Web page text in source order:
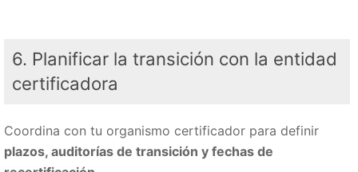
6. Planificar la transición con la entidad
certificadora
Coordina con tu organismo certificador para definir
plazos, auditorías de transición y fechas de